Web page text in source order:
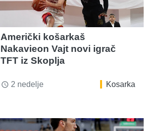
Američki košarkaš
Nakavieon Vajt novi igrač
TFT iz Skoplja
access_time 2 nedelje Kosarka